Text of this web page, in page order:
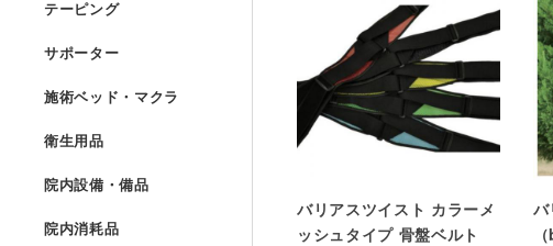
バリアスツイスト カラーメ
ッシュタイプ 骨盤ベルト
バ
テーピング
サポーター
施術ベッド・マクラ
衛生用品
院内設備・備品
院内消耗品